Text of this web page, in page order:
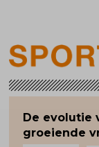
De evolutie
groeiende